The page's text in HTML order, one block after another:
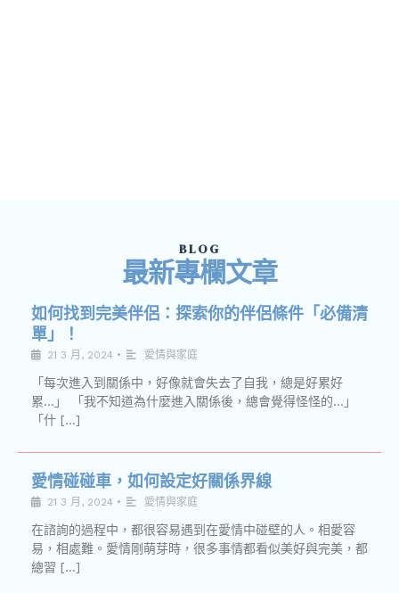
BLOG
最新專欄文章
如何找到完美伴侶：探索你的伴侶條件「必備清
單」！
21 3 月, 2024 • 愛情與家庭
「每次進入到關係中，好像就會失去了自我，總是好累好
累…」 「我不知道為什麼進入關係後，總會覺得怪怪的…」
「什 […]
愛情碰碰車，如何設定好關係界線
21 3 月, 2024 • 愛情與家庭
在諮詢的過程中，都很容易遇到在愛情中碰壁的人。相愛容
易，相處難。愛情剛萌芽時，很多事情都看似美好與完美，都
總習 […]